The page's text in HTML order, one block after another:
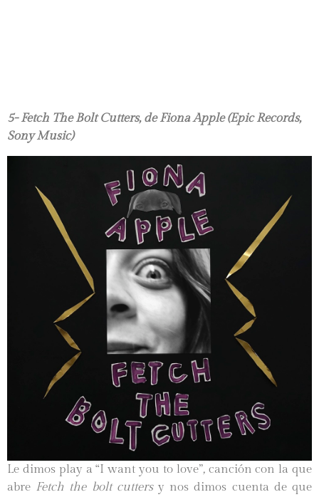
5- Fetch The Bolt Cutters, de Fiona Apple (Epic Records,
Sony Music)
Le dimos play a “I want you to love”, canción con la que
abre Fetch the bolt cuttersy nos dimos cuenta de que